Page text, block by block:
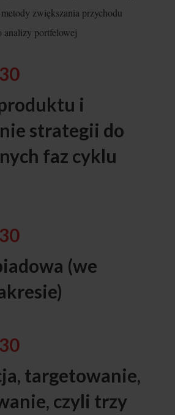
zwiększania przychodu
analizy portfelowej
i
strategii do
faz cyklu
(we
targetowanie,
czyli trzy